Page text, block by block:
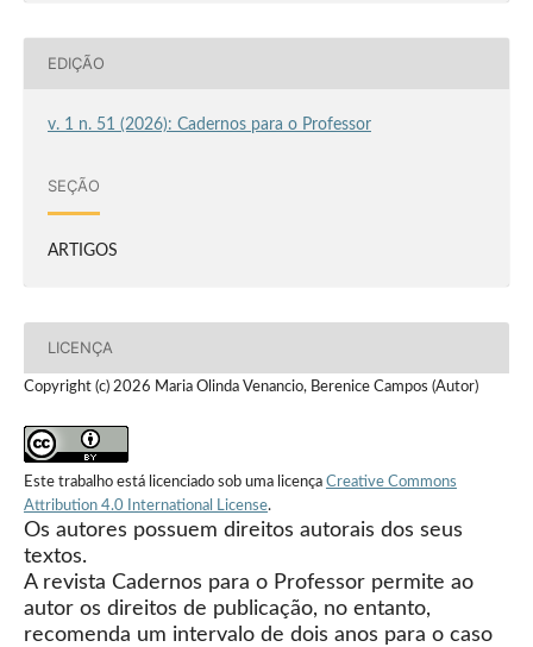
EDIÇÃO
v. 1 n. 51 (2026): Cadernos para o Professor
SEÇÃO
ARTIGOS
LICENÇA
Copyright (c) 2026 Maria Olinda Venancio, Berenice Campos (Autor)
Este trabalho está licenciado sob uma licença Creative Commons
Attribution 4.0 International License.
Os autores possuem direitos autorais dos seus
textos.
A revista Cadernos para o Professor permite ao
autor os direitos de publicação, no entanto,
recomenda um intervalo de dois anos para o caso